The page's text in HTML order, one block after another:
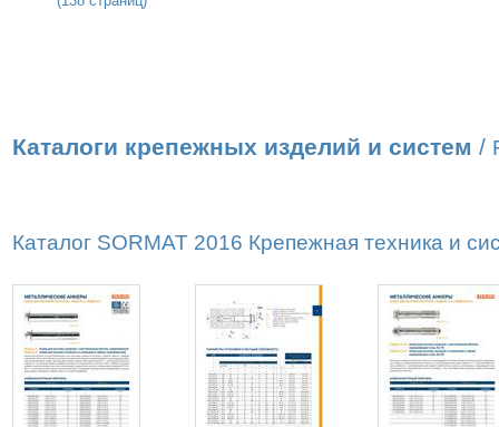
Каталоги крепежных изделий и систем /
Каталог SORMAT 2016 Крепежная техника и